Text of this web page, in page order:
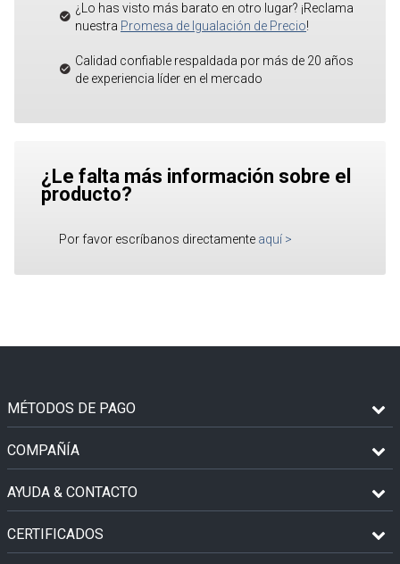
¿Lo has visto más barato en otro lugar? ¡Reclama
nuestra Promesa de Igualación de Precio!
Calidad confiable respaldada por más de 20 años
de experiencia líder en el mercado
¿Le falta más información sobre el
producto?
Por favor escríbanos directamente aquí >
MÉTODOS DE PAGO
COMPAÑÍA
AYUDA & CONTACTO
CERTIFICADOS